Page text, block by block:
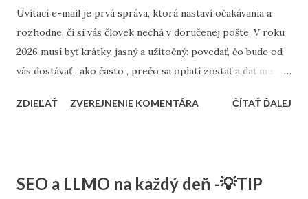
jasne označených autorov, konzistentné témy, prepojené
odborné články a signály dôvery (značka, odkazy,
transparentnosť). Práve tieto prvky rozhodujú o tom, či sa
obsah stane citovateľným zdrojom. Ak chcete, aby vás AI
Uvítací e-mail je prvá správa, ktorá nastaví očakávania a
rozhodne, či si vás človek nechá v doručenej pošte. V roku
2026 musí byť krátky, jasný a užitočný: povedať, čo bude od
vás dostávať , ako často , prečo sa oplatí zostať a dať mu
nákup). 1) Predmet a prvé dve vety Predmet má byť
úvodných viet „Ďakujeme za odber. Raz týždenne pošleme
ZDIEĽAŤ ZVEREJNENIE KOMENTÁRA ČÍTAŤ ĎALEJ
SEO a LLMO na každý deň -💡TIP